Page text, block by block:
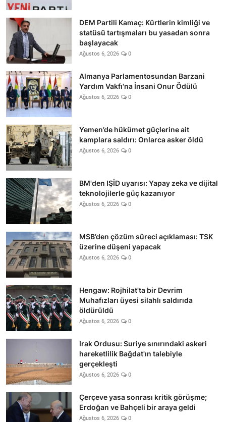
DEM Partili Kamaç: Kürtlerin kimliği ve
statüsü tartışmaları bu yasadan sonra
başlayacak
Ağustos 6, 2026 0
Almanya Parlamentosundan Barzani
Yardım Vakfı'na İnsani Onur Ödülü
Ağustos 6, 2026 0
Yemen’de hükümet güçlerine ait
kamplara saldırı: Onlarca asker öldü
Ağustos 6, 2026 0
BM'den IŞİD uyarısı: Yapay zeka ve dijital
teknolojilerle güç kazanıyor
Ağustos 6, 2026 0
MSB’den çözüm süreci açıklaması: TSK
üzerine düşeni yapacak
Ağustos 6, 2026 0
Hengaw: Rojhilat'ta bir Devrim
Muhafızları üyesi silahlı saldırıda
öldürüldü
Ağustos 6, 2026 0
Irak Ordusu: Suriye sınırındaki askeri
hareketlilik Bağdat'ın talebiyle
gerçekleşti
Ağustos 6, 2026 0
Çerçeve yasa sonrası kritik görüşme;
Erdoğan ve Bahçeli bir araya geldi
Ağustos 6, 2026 0